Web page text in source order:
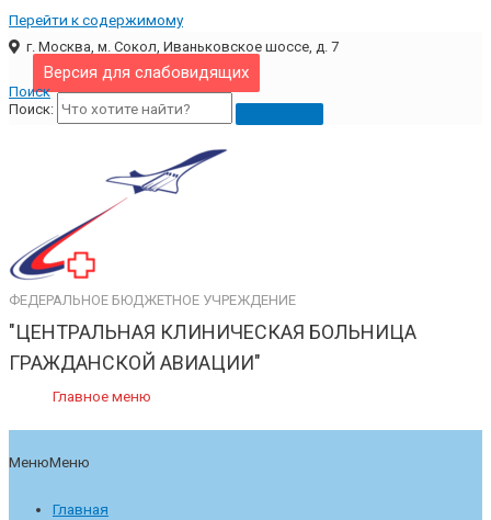
Перейти к содержимому
г. Москва, м. Сокол, Иваньковское шоссе, д. 7
Версия для слабовидящих
Поиск
Поиск:
ФЕДЕРАЛЬНОЕ БЮДЖЕТНОЕ УЧРЕЖДЕНИЕ
"ЦЕНТРАЛЬНАЯ КЛИНИЧЕСКАЯ БОЛЬНИЦА
ГРАЖДАНСКОЙ АВИАЦИИ"
Главное меню
МенюМеню
Главная